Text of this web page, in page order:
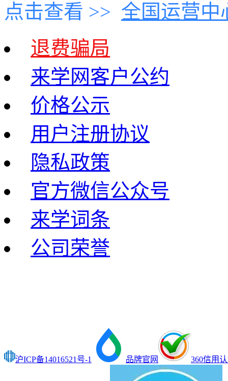
点击查看 >> 全国运营中
退费骗局
来学网客户公约
价格公示
用户注册协议
隐私政策
官方微信公众号
来学词条
公司荣誉
沪ICP备14016521号-1 品牌官网 360信用